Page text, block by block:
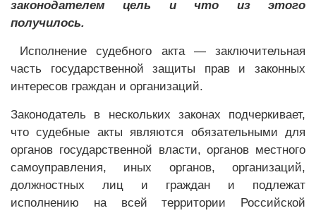
законодателем цель и что из этого
получилось.
Исполнение судебного акта — заключительная
часть государственной защиты прав и законных
интересов граждан и организаций.
Законодатель в нескольких законах подчеркивает,
что судебные акты являются обязательными для
органов государственной власти, органов местного
самоуправления, иных органов, организаций,
должностных лиц и граждан и подлежат
исполнению на всей территории Российской